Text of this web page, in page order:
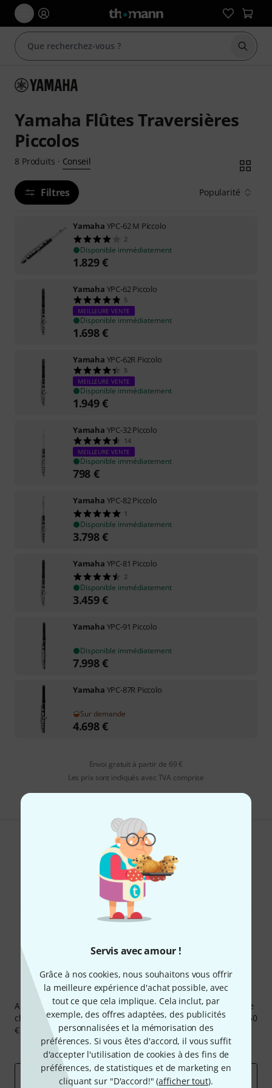
Servis avec amour !
Grâce à nos cookies, nous souhaitons vous offrir
la meilleure expérience d'achat possible, avec
tout ce que cela implique. Cela inclut, par
exemple, des offres adaptées, des publicités
personnalisées et la mémorisation des
préférences. Si vous êtes d'accord, il vous suffit
d'accepter l'utilisation de cookies à des fins de
préférences, de statistiques et de marketing en
cliquant sur "D'accord!" (afficher tout).
Yamaha Flûtes Traversières
Piccolos
8 Produits · Conseil
Filtres Popularité
Yamaha YPC-62 M Piccolo
2
Disponible immédiatement
1.829€
Yamaha YPC-62 Piccolo
5
MEILLEURE VENTE
Disponible immédiatement
1.698€
Yamaha YPC-62R Piccolo
5
MEILLEURE VENTE
Disponible immédiatement
1.949€
Yamaha YPC-32 Piccolo
14
MEILLEURE VENTE
Disponible immédiatement
798 €
Yamaha YPC-82 Piccolo
1
Disponible immédiatement
3.798€
Yamaha YPC-81 Piccolo
2
Disponible immédiatement
3.459€
Yamaha YPC-91 Piccolo
Disponible immédiatement
7.998€
Yamaha YPC-87R Piccolo
Sur demande
4.698€
Envoi gratuit à partir de 69 €
Les prix sont indiqués avec TVA comprise
Aimez-vous ce que vous voyez ?
Partager Aide et commentaires
Newsletters Thomann
Abonnez-vous à la newsletter Thomann et, avec un peu de
chance, gagnez l'un des 50 bons d'achat d'une valeur de 50
€ chacun!
Articles inspirants
Deals Aperçus Thomann
Adresse e-mail*